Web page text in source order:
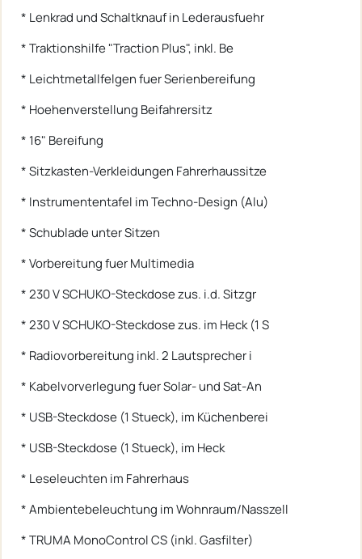
* Lenkrad und Schaltknauf in Lederausfuehr
* Traktionshilfe "Traction Plus", inkl. Be
* Leichtmetallfelgen fuer Serienbereifung
* Hoehenverstellung Beifahrersitz
* 16" Bereifung
* Sitzkasten-Verkleidungen Fahrerhaussitze
* Instrumententafel im Techno-Design (Alu)
* Schublade unter Sitzen
* Vorbereitung fuer Multimedia
* 230 V SCHUKO-Steckdose zus. i.d. Sitzgr
* 230 V SCHUKO-Steckdose zus. im Heck (1 S
* Radiovorbereitung inkl. 2 Lautsprecher i
* Kabelvorverlegung fuer Solar- und Sat-An
* USB-Steckdose (1 Stueck), im Küchenberei
* USB-Steckdose (1 Stueck), im Heck
* Leseleuchten im Fahrerhaus
* Ambientebeleuchtung im Wohnraum/Nasszell
* TRUMA MonoControl CS (inkl. Gasfilter)